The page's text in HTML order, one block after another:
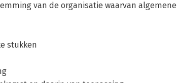
van de organisatie waarvan algemene
stukken